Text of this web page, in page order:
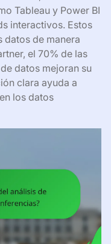
Tableau y Power BI
interactivos. Estos
de manera
el 70% de las
datos mejoran su
clara ayuda a
los datos